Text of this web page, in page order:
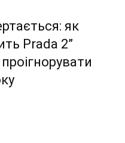
як
Prada 2”